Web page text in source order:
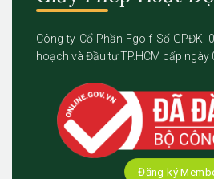
Công ty Cổ Phần Fgolf Số GPĐK:
hoạch và Đầu tư TP.HCM cấp
Đăng ký